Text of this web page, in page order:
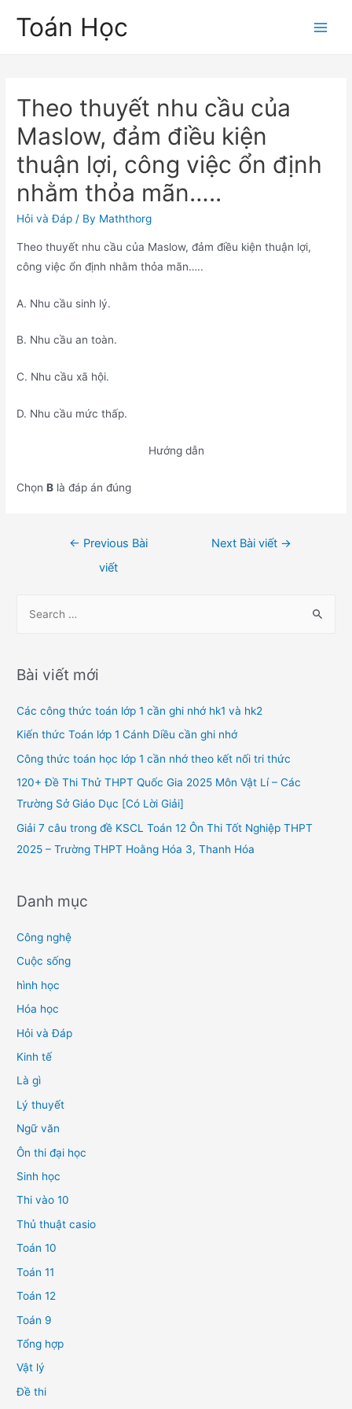
Toán Học
Theo thuyết nhu cầu của
Maslow, đảm điều kiện
thuận lợi, công việc ổn định
nhằm thỏa mãn…..
Hỏi và Đáp / By Maththorg
Theo thuyết nhu cầu của Maslow, đảm điều kiện thuận lợi,
công việc ổn định nhằm thỏa mãn…..
A. Nhu cầu sinh lý.
B. Nhu cầu an toàn.
C. Nhu cầu xã hội.
D. Nhu cầu mức thấp.
Hướng dẫn
ChọnB là đáp án đúng
← Previous Bài
viết
Next Bài viết →
r
h
f
o
Bài viết mới
Các công thức toán lớp 1 cần ghi nhớ hk1 và hk2
Kiến thức Toán lớp 1 Cánh Diều cần ghi nhớ
Công thức toán học lớp 1 cần nhớ theo kết nối tri thức
120+ Đề Thi Thử THPT Quốc Gia 2025 Môn Vật Lí – Các
Trường Sở Giáo Dục [Có Lời Giải]
Giải 7 câu trong đề KSCL Toán 12 Ôn Thi Tốt Nghiệp THPT
2025 – Trường THPT Hoằng Hóa 3, Thanh Hóa
Danh mục
Công nghệ
Cuộc sống
hình học
Hóa học
Hỏi và Đáp
Kinh tế
Là gì
Lý thuyết
Ngữ văn
Ôn thi đại học
Sinh học
Thi vào 10
Thủ thuật casio
Toán 10
Toán 11
Toán 12
Toán 9
Tổng hợp
Vật lý
Đề thi